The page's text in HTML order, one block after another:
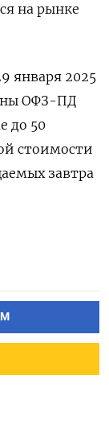
на рынке
января 2025
ОФЗ-ПД
до 50
стоимости
завтра